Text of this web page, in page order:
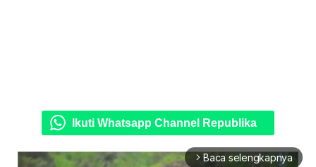
Ikuti Whatsapp Channel Republika
arrow_forward_ios Baca selengkapnya